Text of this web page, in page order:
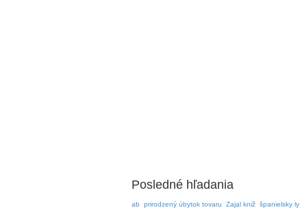
Posledné hľadania
ab prirodzený úbytok tovaru Zajal kniž španielsky ly